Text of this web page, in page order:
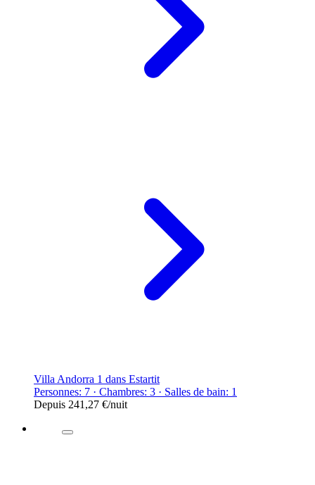
Villa Andorra 1 dans Estartit
Personnes: 7 · Chambres: 3 · Salles de bain: 1
Depuis 241,27 €/nuit